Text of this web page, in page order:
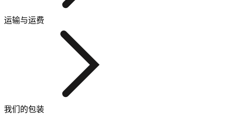
运输与运费
我们的包装